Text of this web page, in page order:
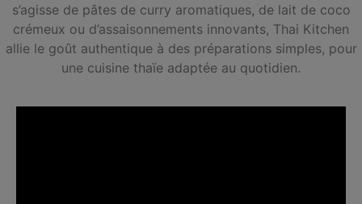
s’agisse de pâtes de curry aromatiques, de lait de coco
crémeux ou d’assaisonnements innovants, Thai Kitchen
allie le goût authentique à des préparations simples, pour
une cuisine thaïe adaptée au quotidien.